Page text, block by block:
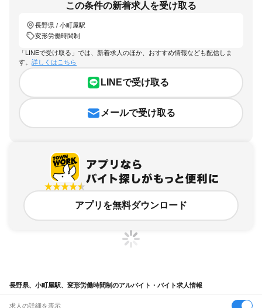
この条件の新着求人を受け取る
長野県 / 小町屋駅
変形労働時間制
「LINEで受け取る」では、新着求人のほか、おすすめ情報なども配信しま
す。 詳しくはこちら
LINEで受け取る
メールで受け取る
アプリを無料ダウンロード
長野県、小町屋駅、変形労働時間制のアルバイト・バイト求人情報
求人の詳細を表示